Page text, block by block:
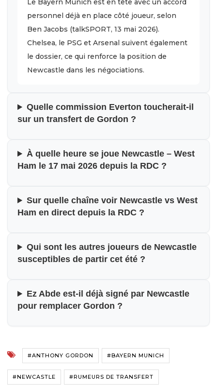
Le Bayern Munich est en tête avec un accord
personnel déjà en place côté joueur, selon
Ben Jacobs (talkSPORT, 13 mai 2026).
Chelsea, le PSG et Arsenal suivent également
le dossier, ce qui renforce la position de
Newcastle dans les négociations.
Quelle commission Everton toucherait-il
sur un transfert de Gordon ?
À quelle heure se joue Newcastle – West
Ham le 17 mai 2026 depuis la RDC ?
Sur quelle chaîne voir Newcastle vs West
Ham en direct depuis la RDC ?
Qui sont les autres joueurs de Newcastle
susceptibles de partir cet été ?
Ez Abde est-il déjà signé par Newcastle
pour remplacer Gordon ?
#ANTHONY GORDON #BAYERN MUNICH
#NEWCASTLE #RUMEURS DE TRANSFERT